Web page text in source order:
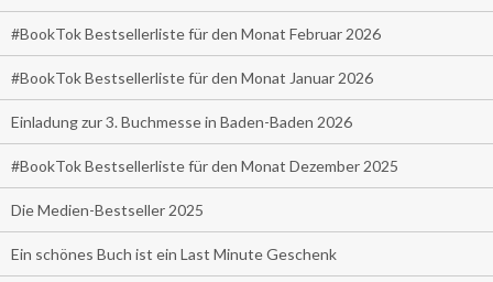
#BookTok Bestsellerliste für den Monat Februar 2026
#BookTok Bestsellerliste für den Monat Januar 2026
Einladung zur 3. Buchmesse in Baden-Baden 2026
#BookTok Bestsellerliste für den Monat Dezember 2025
Die Medien-Bestseller 2025
Ein schönes Buch ist ein Last Minute Geschenk